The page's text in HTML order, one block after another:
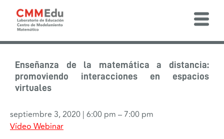
Enseñanza de la matemática a distancia:
promoviendo interacciones en espacios
virtuales
septiembre 3, 2020 | 6:00 pm –7:00 pm
Vídeo Webinar